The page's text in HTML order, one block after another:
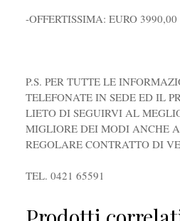
-OFFERTISSIMA: EURO
P.S. PER TUTTE LE
TELEFONATE IN SEDE ED IL
LIETO DI SEGUIRVI AL
MIGLIORE DEI MODI ANCHE
REGOLARE CONTRATTO DI
TEL. 0421 65591